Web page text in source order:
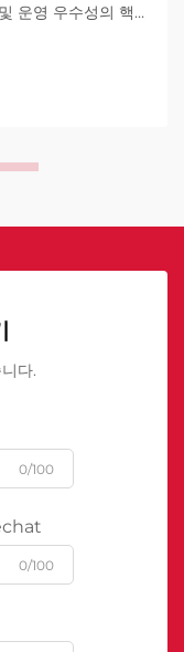
운영 우수성의 핵
다.
0/100
0/100